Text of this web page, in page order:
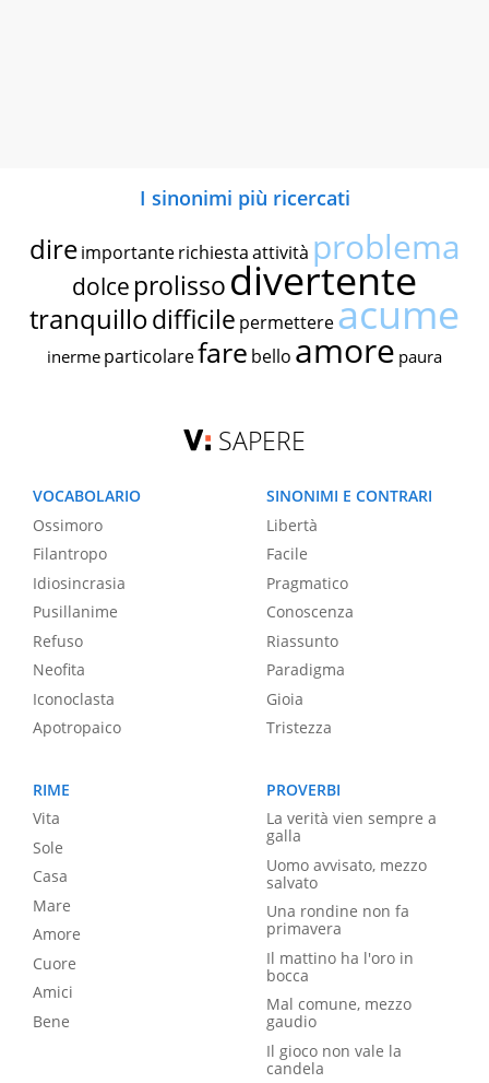
I sinonimi più ricercati
dire importante richiestaattività problema
dolce prolissodivertente
tranquillodifficile permettereacume
inerme particolarefare bello amore paura
SAPERE
VOCABOLARIO
Ossimoro
Filantropo
Idiosincrasia
Pusillanime
Refuso
Neofita
Iconoclasta
Apotropaico
SINONIMI E CONTRARI
Libertà
Facile
Pragmatico
Conoscenza
Riassunto
Paradigma
Gioia
Tristezza
RIME
Vita
Sole
Casa
Mare
Amore
Cuore
Amici
Bene
PROVERBI
La verità vien sempre a
galla
Uomo avvisato, mezzo
salvato
Una rondine non fa
primavera
Il mattino ha l'oro in
bocca
Mal comune, mezzo
gaudio
Il gioco non vale la
candela